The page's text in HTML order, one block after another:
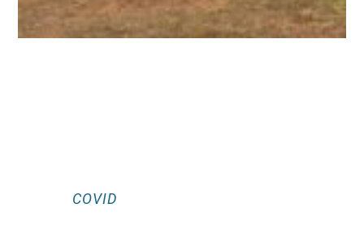
COVID